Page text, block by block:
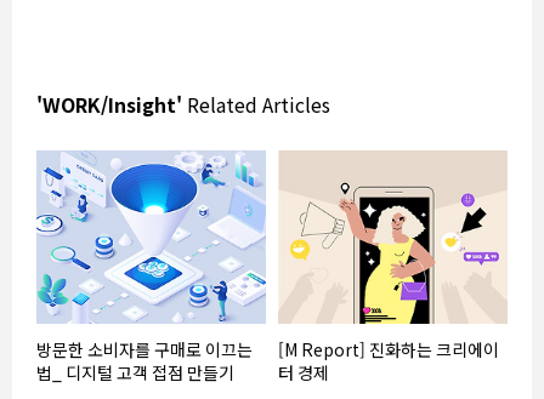
'WORK/Insight' Related Articles
방문한 소비자를 구매로 이끄는
법_ 디지털 고객 접점 만들기
[M Report] 진화하는 크리에이
터 경제